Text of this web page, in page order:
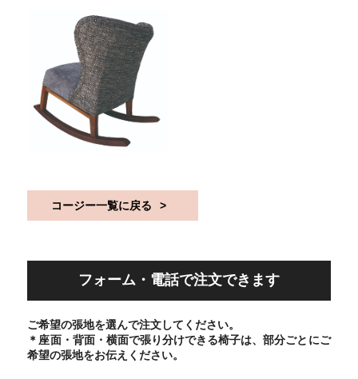
コージー一覧に戻る
フォーム・電話で注文できます
ご希望の張地を選んで注文してください。
＊座面・背面・横面で張り分けできる椅子は、部分ごとにご
希望の張地をお伝えください。